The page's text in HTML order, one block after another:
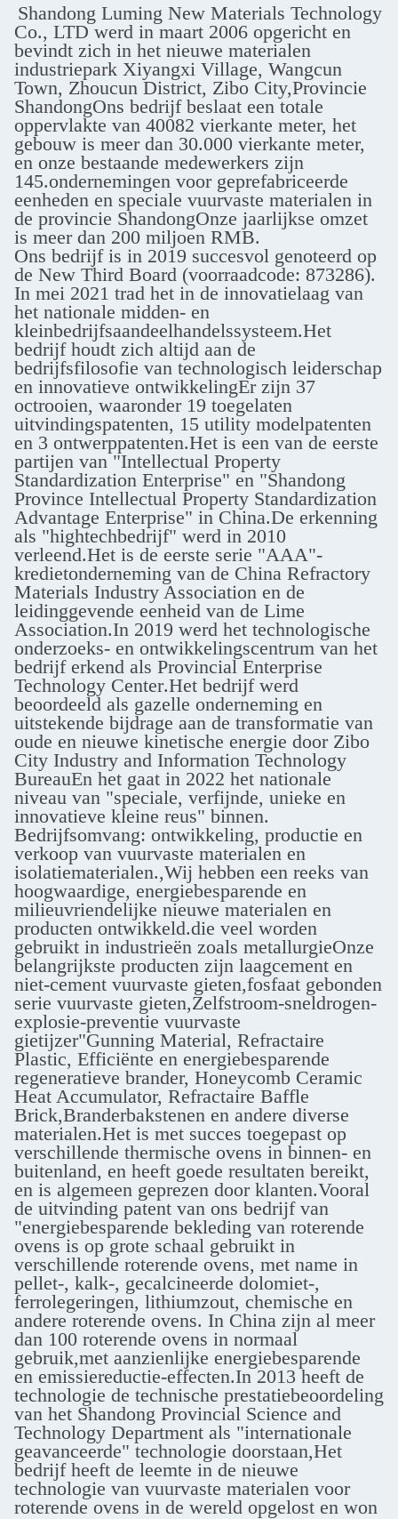
Shandong Luming New Materials Technology
Co., LTD werd in maart 2006 opgericht en
bevindt zich in het nieuwe materialen
industriepark Xiyangxi Village, Wangcun
Town, Zhoucun District, Zibo City,Provincie
ShandongOns bedrijf beslaat een totale
oppervlakte van 40082 vierkante meter, het
gebouw is meer dan 30.000 vierkante meter,
en onze bestaande medewerkers zijn
145.ondernemingen voor geprefabriceerde
eenheden en speciale vuurvaste materialen in
de provincie ShandongOnze jaarlijkse omzet
is meer dan 200 miljoen RMB.
Ons bedrijf is in 2019 succesvol genoteerd op
de New Third Board (voorraadcode: 873286).
In mei 2021 trad het in de innovatielaag van
het nationale midden- en
kleinbedrijfsaandeelhandelssysteem.Het
bedrijf houdt zich altijd aan de
bedrijfsfilosofie van technologisch leiderschap
en innovatieve ontwikkelingEr zijn 37
octrooien, waaronder 19 toegelaten
uitvindingspatenten, 15 utility modelpatenten
en 3 ontwerppatenten.Het is een van de eerste
partijen van "Intellectual Property
Standardization Enterprise" en "Shandong
Province Intellectual Property Standardization
Advantage Enterprise" in China.De erkenning
als "hightechbedrijf" werd in 2010
verleend.Het is de eerste serie "AAA"-
kredietonderneming van de China Refractory
Materials Industry Association en de
leidinggevende eenheid van de Lime
Association.In 2019 werd het technologische
onderzoeks- en ontwikkelingscentrum van het
bedrijf erkend als Provincial Enterprise
Technology Center.Het bedrijf werd
beoordeeld als gazelle onderneming en
uitstekende bijdrage aan de transformatie van
oude en nieuwe kinetische energie door Zibo
City Industry and Information Technology
BureauEn het gaat in 2022 het nationale
niveau van "speciale, verfijnde, unieke en
innovatieve kleine reus" binnen.
Bedrijfsomvang: ontwikkeling, productie en
verkoop van vuurvaste materialen en
isolatiematerialen.,Wij hebben een reeks van
hoogwaardige, energiebesparende en
milieuvriendelijke nieuwe materialen en
producten ontwikkeld.die veel worden
gebruikt in industrieën zoals metallurgieOnze
belangrijkste producten zijn laagcement en
niet-cement vuurvaste gieten,fosfaat gebonden
serie vuurvaste gieten,Zelfstroom-sneldrogen-
explosie-preventie vuurvaste
gietijzer"Gunning Material, Refractaire
Plastic, Efficiënte en energiebesparende
regeneratieve brander, Honeycomb Ceramic
Heat Accumulator, Refractaire Baffle
Brick,Branderbakstenen en andere diverse
materialen.Het is met succes toegepast op
verschillende thermische ovens in binnen- en
buitenland, en heeft goede resultaten bereikt,
en is algemeen geprezen door klanten.Vooral
de uitvinding patent van ons bedrijf van
"energiebesparende bekleding van roterende
ovens is op grote schaal gebruikt in
verschillende roterende ovens, met name in
pellet-, kalk-, gecalcineerde dolomiet-,
ferrolegeringen, lithiumzout, chemische en
andere roterende ovens. In China zijn al meer
dan 100 roterende ovens in normaal
gebruik,met aanzienlijke energiebesparende
en emissiereductie-effecten.In 2013 heeft de
technologie de technische prestatiebeoordeling
van het Shandong Provincial Science and
Technology Department als "internationale
geavanceerde" technologie doorstaan,Het
bedrijf heeft de leemte in de nieuwe
technologie van vuurvaste materialen voor
roterende ovens in de wereld opgelost en won